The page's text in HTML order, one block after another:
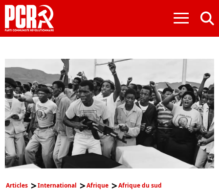
≡
Articles International Afrique Afrique du sud